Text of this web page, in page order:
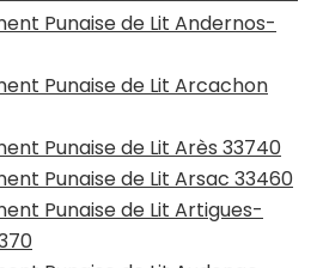
Punaise de Lit Andernos-
Punaise de Lit Arcachon
Punaise de Lit Arès 33740
Punaise de Lit Arsac 33460
Punaise de Lit Artigues-